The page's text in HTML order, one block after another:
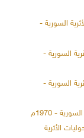
السورية -
السورية -
السورية -
- 1970م
الأثرية